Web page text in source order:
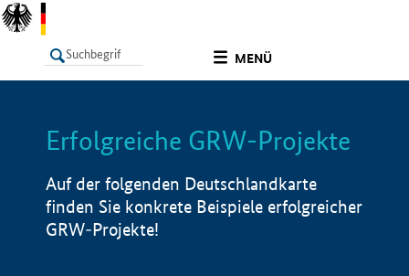
MENÜ
LISTE Info
Erfolgreiche GRW-Projekte
Auf der folgenden Deutschlandkarte
finden Sie konkrete Beispiele erfolgreicher
GRW-Projekte!